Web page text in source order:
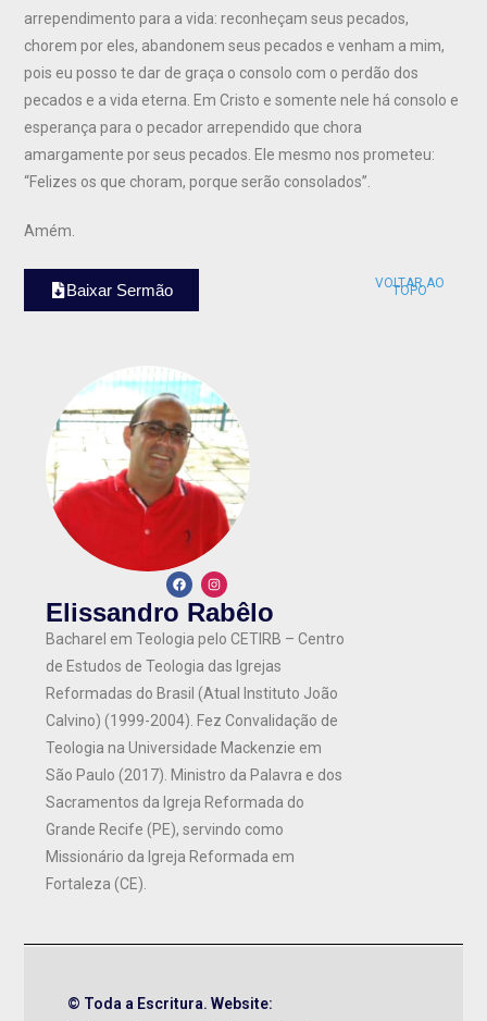
arrependimento para a vida: reconheçam seus pecados,
chorem por eles, abandonem seus pecados e venham a mim,
pois eu posso te dar de graça o consolo com o perdão dos
pecados e a vida eterna. Em Cristo e somente nele há consolo e
esperança para o pecador arrependido que chora
amargamente por seus pecados. Ele mesmo nos prometeu:
“Felizes os que choram, porque serão consolados”.
Amém.
Baixar Sermão VOLTAR AO
TOPO
Elissandro Rabêlo
Bacharel em Teologia pelo CETIRB – Centro
de Estudos de Teologia das Igrejas
Reformadas do Brasil (Atual Instituto João
Calvino) (1999-2004). Fez Convalidação de
Teologia na Universidade Mackenzie em
São Paulo (2017). Ministro da Palavra e dos
Sacramentos da Igreja Reformada do
Grande Recife (PE), servindo como
Missionário da Igreja Reformada em
Fortaleza (CE).
© Toda a Escritura. Website: